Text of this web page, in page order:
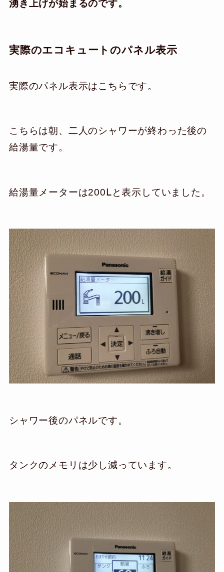
湧き上げが始まるのです。
実際のエコキュートのパネル表示
実際のパネル表示はこちらです。
こちらは朝、二人のシャワーが終わった後の
給湯量です。
給湯量メーターは200Ⅼと表示していました。
シャワー後のパネルです。
タンクのメモリは少し減っています。